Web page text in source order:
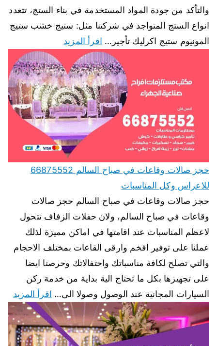
والتأكد من جودة المواد المستخدمة في بناء الستج، تتعدد
انواع الستج المتواجد في شركتنا مثل: ستيج خشب ستيج
المونيوم ستيج اكرليك تأجير… اقرأ المزيد
حجز صالات وقاعات في صباح السالم 66875552
للاعراس وكل المناسبات
حجز صالات وقاعات في صباح السالم حجز صالات
وقاعات في صباح السالم، ولان حفلات الزفاف تتحول
لاعظم المناسبات عند اقامتها في اماكن مميزة لذلك
عملنا على توفير افخم وارقى القاعات بمختلف الاحجام
والتي تصلح لكافة مناسباتك واحتفالاتك وحرصنا ايضا
على تجهيزها بكل ما تحتاج الية بداية من خدمة ركن
السيارات المجانية عند الوصول وصولا الى… اقرأ المزيد